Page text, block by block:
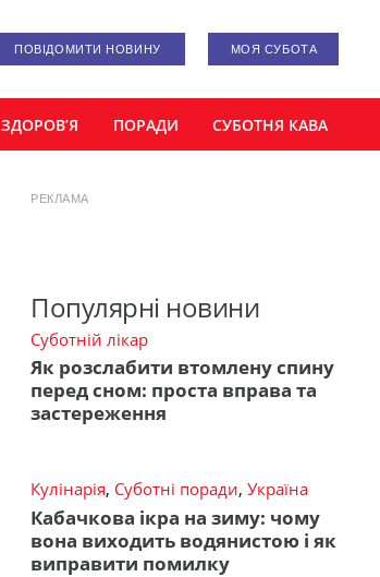
ПОВІДОМИТИ НОВИНУ МОЯ СУБОТА
ЗДОРОВ’Я ПОРАДИ СУБОТНЯ КАВА
РЕКЛАМА
Популярні новини
Суботній лікар
Як розслабити втомлену спину
перед сном: проста вправа та
застереження
Кулінарія, Суботні поради, Україна
Кабачкова ікра на зиму: чому
вона виходить водянистою і як
виправити помилку